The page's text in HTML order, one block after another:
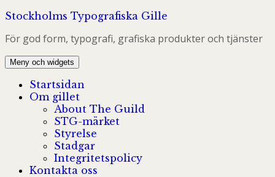
Hoppa
innehåll
Stockholms Typografiska Gille
För god form, typografi, grafiska produkter och tjänster
Meny och widgets
Startsidan
Om gillet
About The Guild
STG-märket
Styrelse
Stadgar
Integritetspolicy
Kontakta oss